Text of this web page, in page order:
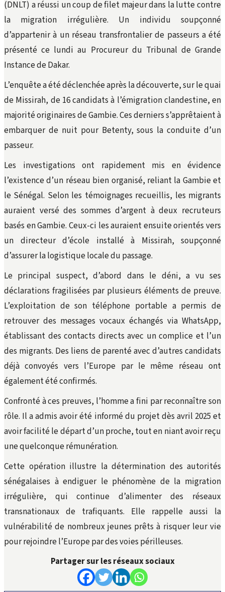
(DNLT) a réussi un coup de filet majeur dans la lutte contre
la migration irrégulière. Un individu soupçonné
d’appartenir à un réseau transfrontalier de passeurs a été
présenté ce lundi au Procureur du Tribunal de Grande
Instance de Dakar.
L’enquête a été déclenchée après la découverte, sur le quai
de Missirah, de 16 candidats à l’émigration clandestine, en
majorité originaires de Gambie. Ces derniers s’apprêtaient à
embarquer de nuit pour Betenty, sous la conduite d’un
passeur.
Les investigations ont rapidement mis en évidence
l’existence d’un réseau bien organisé, reliant la Gambie et
le Sénégal. Selon les témoignages recueillis, les migrants
auraient versé des sommes d’argent à deux recruteurs
basés en Gambie. Ceux-ci les auraient ensuite orientés vers
un directeur d’école installé à Missirah, soupçonné
d’assurer la logistique locale du passage.
Le principal suspect, d’abord dans le déni, a vu ses
déclarations fragilisées par plusieurs éléments de preuve.
L’exploitation de son téléphone portable a permis de
retrouver des messages vocaux échangés via WhatsApp,
établissant des contacts directs avec un complice et l’un
des migrants. Des liens de parenté avec d’autres candidats
déjà convoyés vers l’Europe par le même réseau ont
également été confirmés.
Confronté à ces preuves, l’homme a fini par reconnaître son
rôle. Il a admis avoir été informé du projet dès avril 2025 et
avoir facilité le départ d’un proche, tout en niant avoir reçu
une quelconque rémunération.
Cette opération illustre la détermination des autorités
sénégalaises à endiguer le phénomène de la migration
irrégulière, qui continue d’alimenter des réseaux
transnationaux de trafiquants. Elle rappelle aussi la
vulnérabilité de nombreux jeunes prêts à risquer leur vie
pour rejoindre l’Europe par des voies périlleuses.
Partager sur les réseaux sociaux